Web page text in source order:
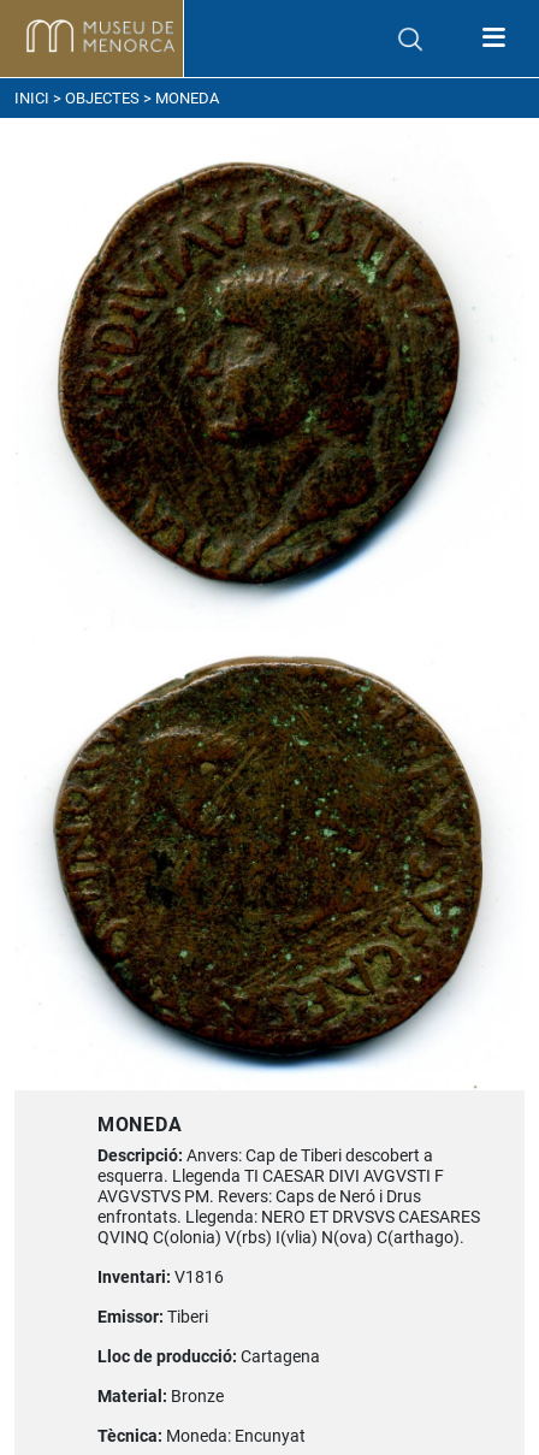
arribar
INICI > OBJECTES > MONEDA
MONEDA
Descripció: Anvers: Cap de Tiberi descobert a
esquerra. Llegenda TI CAESAR DIVI AVGVSTI F
AVGVSTVS PM. Revers: Caps de Neró i Drus
enfrontats. Llegenda: NERO ET DRVSVS CAESARES
QVINQ C(olonia) V(rbs) I(vlia) N(ova) C(arthago).
Inventari: V1816
Emissor: Tiberi
Lloc de producció: Cartagena
Material: Bronze
Tècnica: Moneda: Encunyat